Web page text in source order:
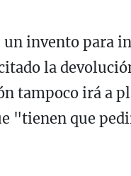
un invento para
la
tampoco irá a
"tienen que